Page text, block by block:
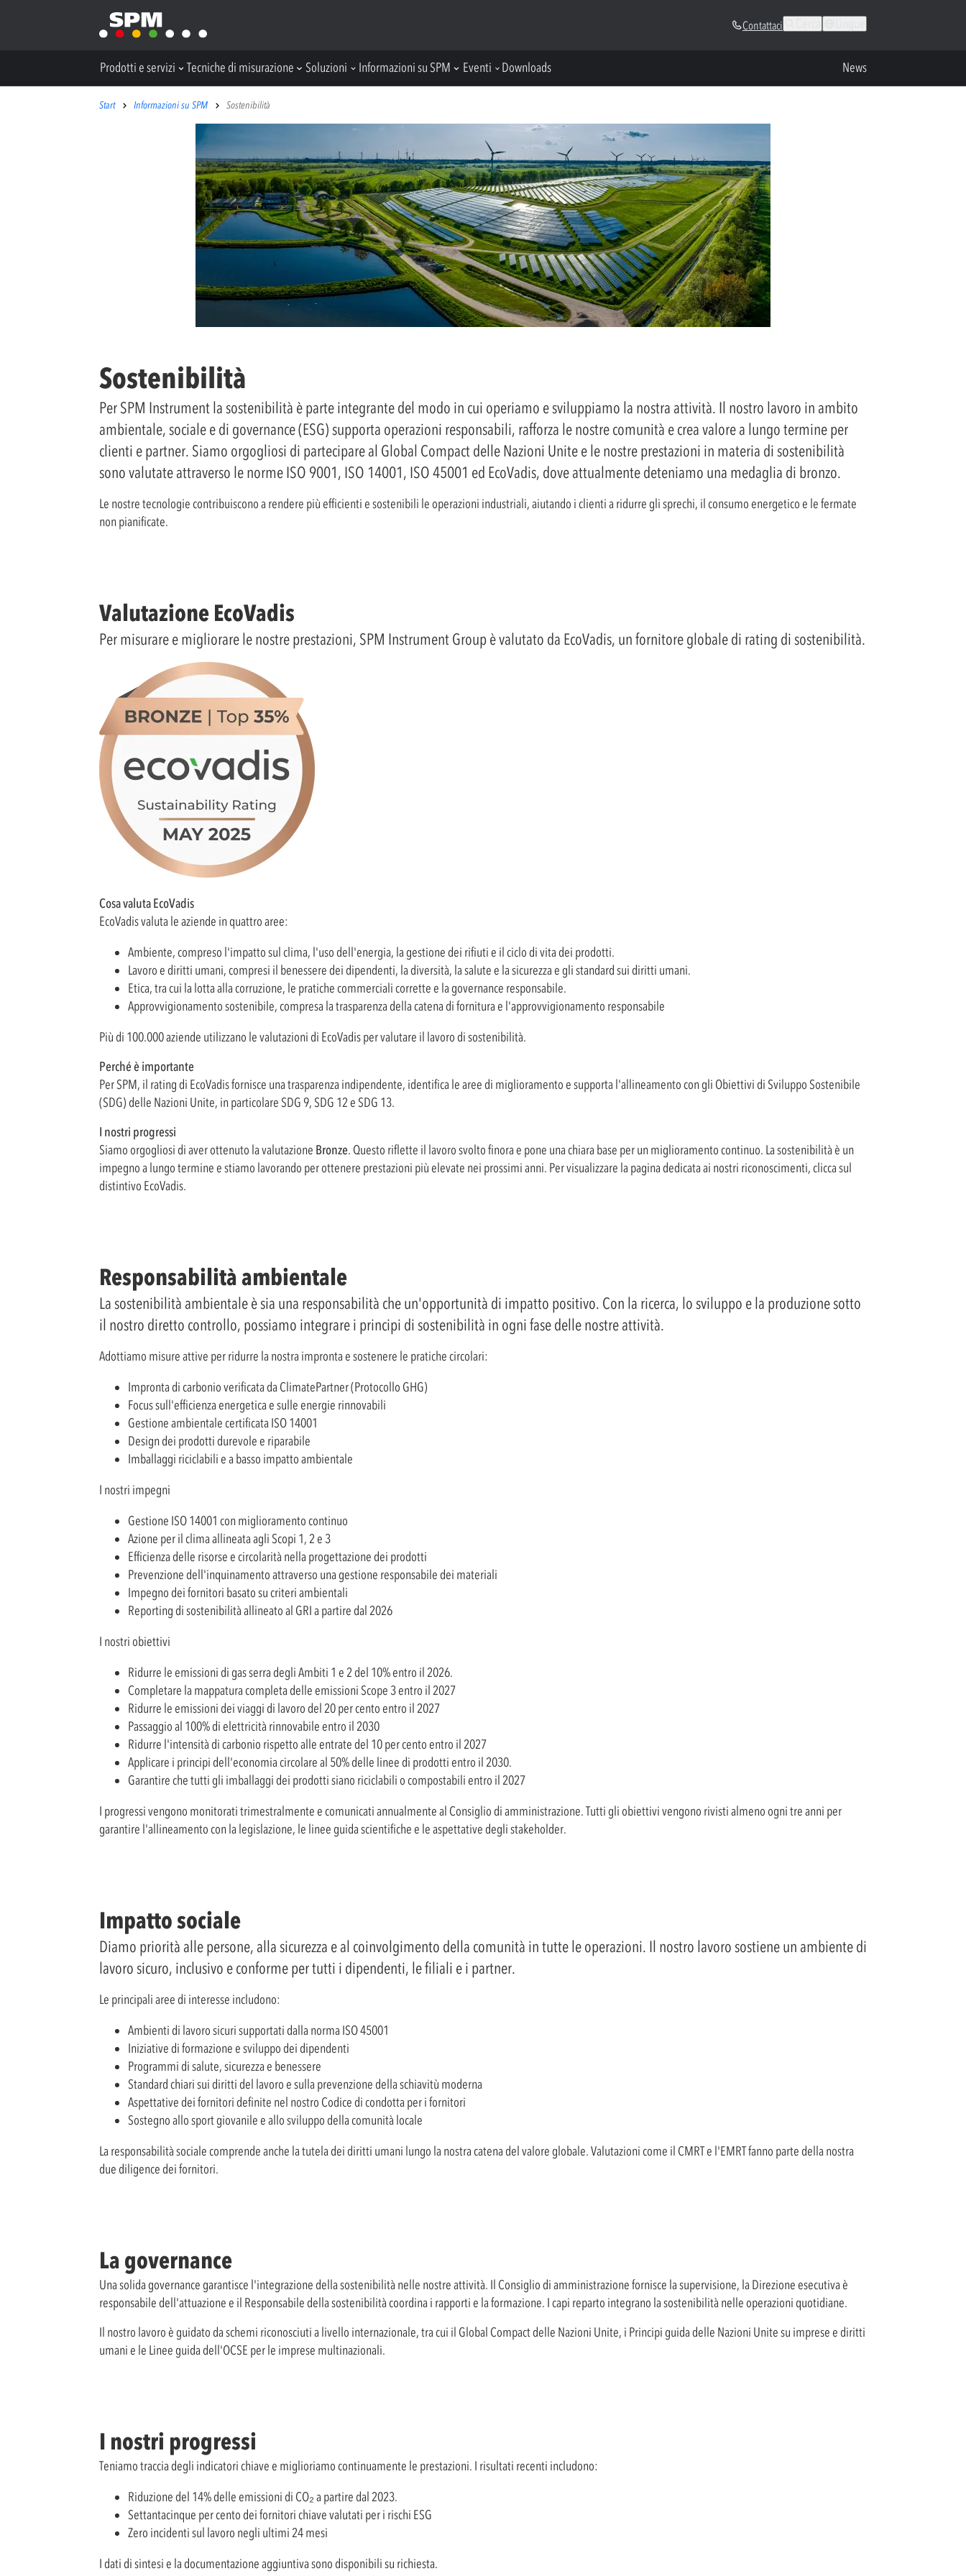
Contattaci
Prodotti e servizi Tecniche di misurazione Soluzioni Informazioni su SPM Eventi Downloads News
Start Informazioni su SPM Sostenibilità
Sostenibilità
Per SPM Instrument la sostenibilità è parte integrante del modo in cui operiamo e sviluppiamo la nostra attività. Il nostro lavoro in ambito
ambientale, sociale e di governance (ESG) supporta operazioni responsabili, rafforza le nostre comunità e crea valore a lungo termine per
clienti e partner. Siamo orgogliosi di partecipare al Global Compact delle Nazioni Unite e le nostre prestazioni in materia di sostenibilità
sono valutate attraverso le norme ISO 9001, ISO 14001, ISO 45001 ed EcoVadis, dove attualmente deteniamo una medaglia di bronzo.
Le nostre tecnologie contribuiscono a rendere più efficienti e sostenibili le operazioni industriali, aiutando i clienti a ridurre gli sprechi, il consumo energetico e le fermate
non pianificate.
Valutazione EcoVadis
Per misurare e migliorare le nostre prestazioni, SPM Instrument Group è valutato da EcoVadis, un fornitore globale di rating di sostenibilità.
Cosa valuta EcoVadis
EcoVadis valuta le aziende in quattro aree:
Ambiente, compreso l'impatto sul clima, l'uso dell'energia, la gestione dei rifiuti e il ciclo di vita dei prodotti.
Lavoro e diritti umani, compresi il benessere dei dipendenti, la diversità, la salute e la sicurezza e gli standard sui diritti umani.
Etica, tra cui la lotta alla corruzione, le pratiche commerciali corrette e la governance responsabile.
Approvvigionamento sostenibile, compresa la trasparenza della catena di fornitura e l'approvvigionamento responsabile
Più di 100.000 aziende utilizzano le valutazioni di EcoVadis per valutare il lavoro di sostenibilità.
Perché è importante
Per SPM, il rating di EcoVadis fornisce una trasparenza indipendente, identifica le aree di miglioramento e supporta l'allineamento con gli Obiettivi di Sviluppo Sostenibile
(SDG) delle Nazioni Unite, in particolare SDG 9, SDG 12 e SDG 13.
I nostri progressi
Siamo orgogliosi di aver ottenuto la valutazione Bronze. Questo riflette il lavoro svolto finora e pone una chiara base per un miglioramento continuo. La sostenibilità è un
impegno a lungo termine e stiamo lavorando per ottenere prestazioni più elevate nei prossimi anni. Per visualizzare la pagina dedicata ai nostri riconoscimenti, clicca sul
distintivo EcoVadis.
Responsabilità ambientale
La sostenibilità ambientale è sia una responsabilità che un'opportunità di impatto positivo. Con la ricerca, lo sviluppo e la produzione sotto
il nostro diretto controllo, possiamo integrare i principi di sostenibilità in ogni fase delle nostre attività.
Adottiamo misure attive per ridurre la nostra impronta e sostenere le pratiche circolari:
Impronta di carbonio verificata da ClimatePartner (Protocollo GHG)
Focus sull'efficienza energetica e sulle energie rinnovabili
Gestione ambientale certificata ISO 14001
Design dei prodotti durevole e riparabile
Imballaggi riciclabili e a basso impatto ambientale
I nostri impegni
Gestione ISO 14001 con miglioramento continuo
Azione per il clima allineata agli Scopi 1, 2 e 3
Efficienza delle risorse e circolarità nella progettazione dei prodotti
Prevenzione dell'inquinamento attraverso una gestione responsabile dei materiali
Impegno dei fornitori basato su criteri ambientali
Reporting di sostenibilità allineato al GRI a partire dal 2026
I nostri obiettivi
Ridurre le emissioni di gas serra degli Ambiti 1 e 2 del 10% entro il 2026.
Completare la mappatura completa delle emissioni Scope 3 entro il 2027
Ridurre le emissioni dei viaggi di lavoro del 20 per cento entro il 2027
Passaggio al 100% di elettricità rinnovabile entro il 2030
Ridurre l'intensità di carbonio rispetto alle entrate del 10 per cento entro il 2027
Applicare i principi dell'economia circolare al 50% delle linee di prodotti entro il 2030.
Garantire che tutti gli imballaggi dei prodotti siano riciclabili o compostabili entro il 2027
I progressi vengono monitorati trimestralmente e comunicati annualmente al Consiglio di amministrazione. Tutti gli obiettivi vengono rivisti almeno ogni tre anni per
garantire l'allineamento con la legislazione, le linee guida scientifiche e le aspettative degli stakeholder.
Impatto sociale
Diamo priorità alle persone, alla sicurezza e al coinvolgimento della comunità in tutte le operazioni. Il nostro lavoro sostiene un ambiente di
lavoro sicuro, inclusivo e conforme per tutti i dipendenti, le filiali e i partner.
Le principali aree di interesse includono:
Ambienti di lavoro sicuri supportati dalla norma ISO 45001
Iniziative di formazione e sviluppo dei dipendenti
Programmi di salute, sicurezza e benessere
Standard chiari sui diritti del lavoro e sulla prevenzione della schiavitù moderna
Aspettative dei fornitori definite nel nostro Codice di condotta per i fornitori
Sostegno allo sport giovanile e allo sviluppo della comunità locale
La responsabilità sociale comprende anche la tutela dei diritti umani lungo la nostra catena del valore globale. Valutazioni come il CMRT e l'EMRT fanno parte della nostra
due diligence dei fornitori.
La governance
Una solida governance garantisce l'integrazione della sostenibilità nelle nostre attività. Il Consiglio di amministrazione fornisce la supervisione, la Direzione esecutiva è
responsabile dell'attuazione e il Responsabile della sostenibilità coordina i rapporti e la formazione. I capi reparto integrano la sostenibilità nelle operazioni quotidiane.
Il nostro lavoro è guidato da schemi riconosciuti a livello internazionale, tra cui il Global Compact delle Nazioni Unite, i Principi guida delle Nazioni Unite su imprese e diritti
umani e le Linee guida dell'OCSE per le imprese multinazionali.
I nostri progressi
Teniamo traccia degli indicatori chiave e miglioriamo continuamente le prestazioni. I risultati recenti includono:
Riduzione del 14% delle emissioni di CO₂ a partire dal 2023.
Settantacinque per cento dei fornitori chiave valutati per i rischi ESG
Zero incidenti sul lavoro negli ultimi 24 mesi
I dati di sintesi e la documentazione aggiuntiva sono disponibili su richiesta.